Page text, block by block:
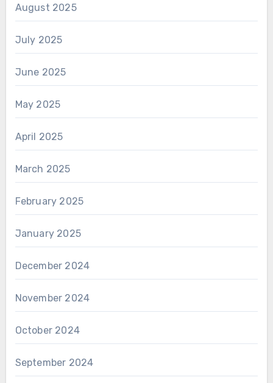
August 2025
July 2025
June 2025
May 2025
April 2025
March 2025
February 2025
January 2025
December 2024
November 2024
October 2024
September 2024